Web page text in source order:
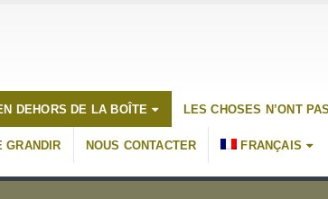
DEHORS DE LA BOÎTE LES CHOSES N’ONT
GRANDIR NOUS CONTACTER FRANÇAIS